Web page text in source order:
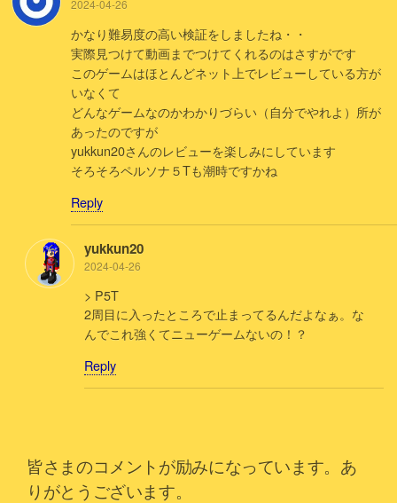
2024-04-26
かなり難易度の高い検証をしましたね・・
実際見つけて動画までつけてくれるのはさすがです
このゲームはほとんどネット上でレビューしている方が
いなくて
どんなゲームなのかわかりづらい（自分でやれよ）所が
あったのですが
yukkun20さんのレビューを楽しみにしています
そろそろペルソナ５Tも潮時ですかね
Reply
yukkun20
2024-04-26
> P5T
2周目に入ったところで止まってるんだよなぁ。な
んでこれ強くてニューゲームないの！？
Reply
皆さまのコメントが励みになっています。あ
りがとうございます。